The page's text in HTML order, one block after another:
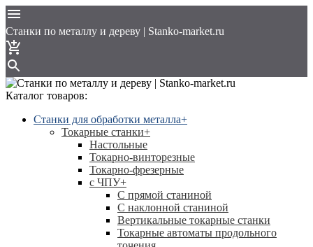
Cтанки по металлу и дереву | Stanko-market.ru
Каталог товаров:
Станки для обработки металла+
Токарные станки+
Настольные
Токарно-винторезные
Токарно-фрезерные
с ЧПУ+
С прямой станиной
C наклонной станиной
Вертикальные токарные станки
Токарные автоматы продольного